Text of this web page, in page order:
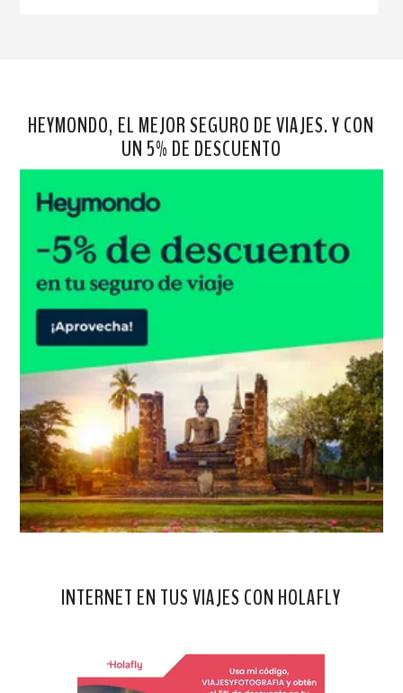
HEYMONDO, EL MEJOR SEGURO DE VIAJES. Y CON
UN 5% DE DESCUENTO
INTERNET EN TUS VIAJES CON HOLAFLY